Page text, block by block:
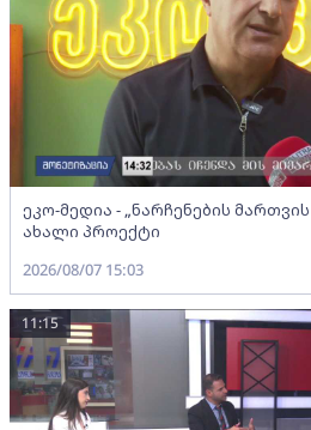
ეკო-მედია - „ნარჩენების
ახალი პროექტი
2026/08/07 15:03
11:15